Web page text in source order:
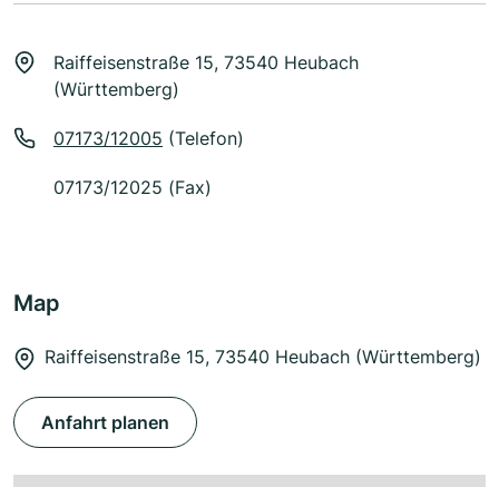
Raiffeisenstraße 15, 73540 Heubach
(Württemberg)
07173/12005 (Telefon)
07173/12025 (Fax)
Map
Raiffeisenstraße 15, 73540 Heubach (Württemberg)
Anfahrt planen